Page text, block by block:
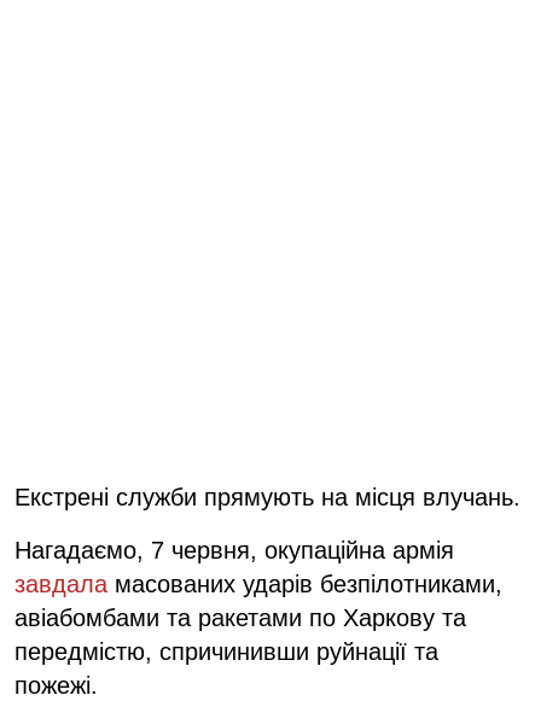
Екстрені служби прямують на місця влучань.
Нагадаємо, 7 червня, окупаційна армія
завдала масованих ударів безпілотниками,
авіабомбами та ракетами по Харкову та
передмістю, спричинивши руйнації та
пожежі.